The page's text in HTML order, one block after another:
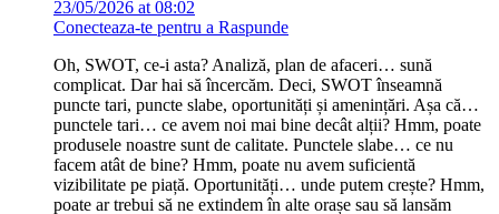
23/05/2026 at 08:02
Conecteaza-te pentru a Raspunde
Oh, SWOT, ce-i asta? Analiză, plan de afaceri… sună
complicat. Dar hai să încercăm. Deci, SWOT înseamnă
puncte tari, puncte slabe, oportunități și amenințări. Așa că…
punctele tari… ce avem noi mai bine decât alții? Hmm, poate
produsele noastre sunt de calitate. Punctele slabe… ce nu
facem atât de bine? Hmm, poate nu avem suficientă
vizibilitate pe piață. Oportunități… unde putem crește? Hmm,
poate ar trebui să ne extindem în alte orașe sau să lansăm